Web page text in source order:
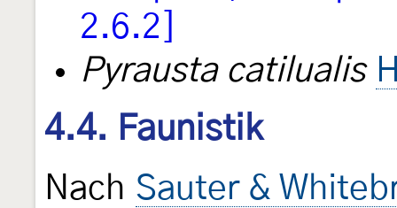
2.6.2]
Pyrausta catilualis
4.4. Faunistik
Nach Sauter &